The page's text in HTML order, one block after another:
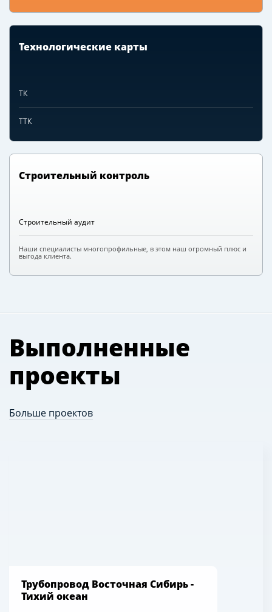
Технологические карты
ТК
ТТК
Строительный контроль
Строительный аудит
Наши специалисты многопрофильные, в этом наш огромный плюс и
выгода клиента.
Выполненные
проекты
Больше проектов
Трубопровод Восточная Сибирь -
Тихий океан